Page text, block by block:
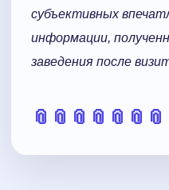
субъективных
информации,
заведения после
📎 📎 📎 📎 📎 📎 📎